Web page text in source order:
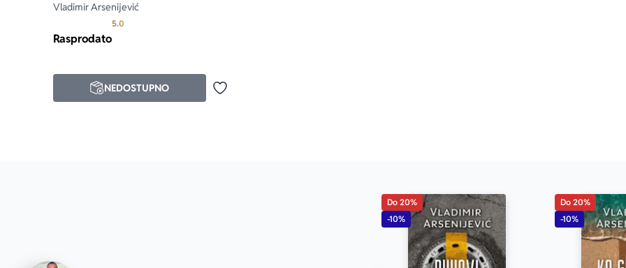
Vladimir Arsenijević
5.0
Rasprodato
Dodaj u omiljene
NEDOSTUPNO
Do 20%
-10%
Do 20%
-10%